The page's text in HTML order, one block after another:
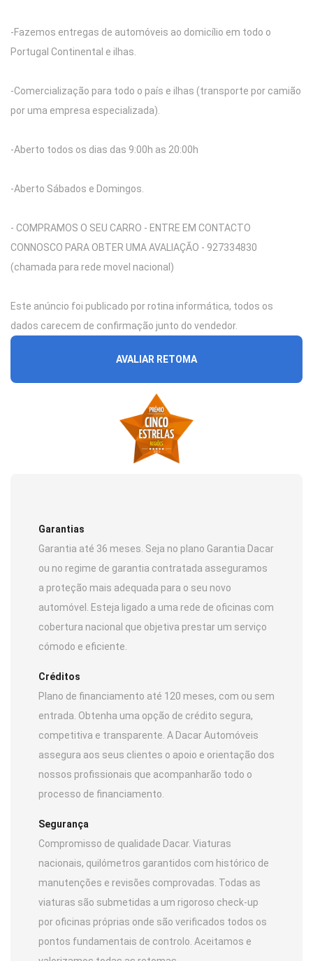
-Fazemos entregas de automóveis ao domicílio em todo o
Portugal Continental e ilhas.
-Comercialização para todo o país e ilhas (transporte por camião
por uma empresa especializada).
-Aberto todos os dias das 9:00h as 20:00h
-Aberto Sábados e Domingos.
- COMPRAMOS O SEU CARRO - ENTRE EM CONTACTO
CONNOSCO PARA OBTER UMA AVALIAÇÃO - 927334830
(chamada para rede movel nacional)
Este anúncio foi publicado por rotina informática, todos os
dados carecem de confirmação junto do vendedor.
AVALIAR RETOMA
Garantias
Garantia até 36 meses. Seja no plano Garantia Dacar
ou no regime de garantia contratada asseguramos
a proteção mais adequada para o seu novo
automóvel. Esteja ligado a uma rede de oficinas com
cobertura nacional que objetiva prestar um serviço
cómodo e eficiente.
Créditos
Plano de financiamento até 120 meses, com ou sem
entrada. Obtenha uma opção de crédito segura,
competitiva e transparente. A Dacar Automóveis
assegura aos seus clientes o apoio e orientação dos
nossos profissionais que acompanharão todo o
processo de financiamento.
Segurança
Compromisso de qualidade Dacar. Viaturas
nacionais, quilómetros garantidos com histórico de
manutenções e revisões comprovadas. Todas as
viaturas são submetidas a um rigoroso check-up
por oficinas próprias onde são verificados todos os
pontos fundamentais de controlo. Aceitamos e